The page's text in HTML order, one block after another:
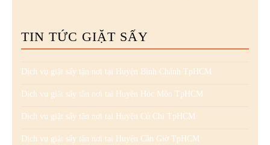
TIN TỨC GIẶT SẤY
Dịch vụ giặt sấy tận nơi tại Huyện Bình Chánh TpHCM
Dịch vụ giặt sấy tận nơi tại Huyện Hóc Môn TpHCM
Dịch vụ giặt sấy tận nơi tại Huyện Củ Chi TpHCM
Dịch vụ giặt sấy tận nơi tại Huyện Cần Giờ TpHCM